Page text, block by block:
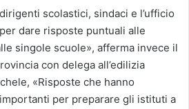
scolastici, sindaci e l’ufficio
dare risposte puntuali alle
singole scuole», afferma invece il
con delega all’edilizia
«Risposte che hanno
per preparare gli istituti a